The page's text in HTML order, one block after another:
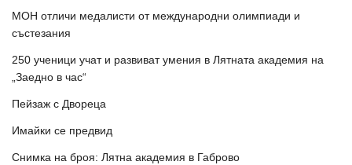
МОН отличи медалисти от международни олимпиади и
състезания
250 ученици учат и развиват умения в Лятната академия на
„Заедно в час“
Пейзаж с Двореца
Имайки се предвид
Снимка на броя: Лятна академия в Габрово